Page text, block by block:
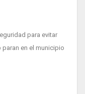
para evitar
en el municipio